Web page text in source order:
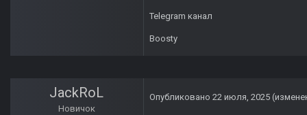
Telegram канал
Boosty
JackRoL
Новичок
Опубликовано 22 июля, 2025